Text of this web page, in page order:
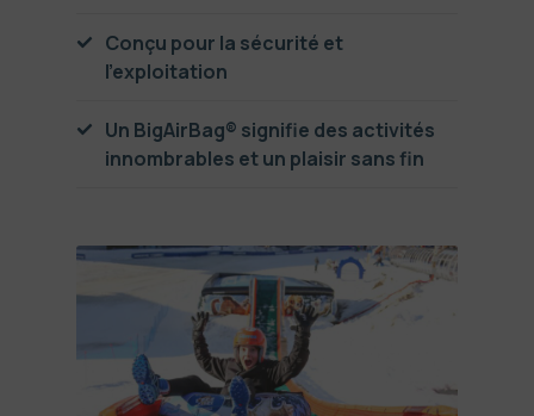
Conçu pour la sécurité et
l’exploitation
Un BigAirBag® signifie des activités
innombrables et un plaisir sans fin